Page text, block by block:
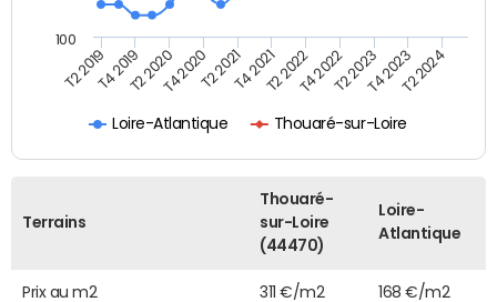
Loire-Atlantique Thouaré-sur-Loire
T2 2019T4 2019T2 2020T4 2020T2 2021T4 2021T2 2022T4 2022T2 2023T4 2023T2 2024
100
Terrains
Thouaré-
sur-Loire
(44470)
Loire-
Atlantique
Prix au m2 311 €/m2 168 €/m2